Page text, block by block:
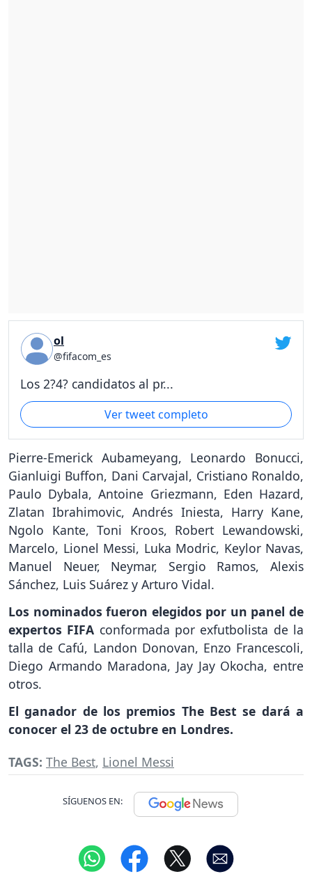
ol
@fifacom_es
Los 2?4? candidatos al pr...
Ver tweet completo
Pierre-Emerick Aubameyang, Leonardo Bonucci,
Gianluigi Buffon, Dani Carvajal, Cristiano Ronaldo,
Paulo Dybala, Antoine Griezmann, Eden Hazard,
Zlatan Ibrahimovic, Andrés Iniesta, Harry Kane,
Ngolo Kante, Toni Kroos, Robert Lewandowski,
Marcelo, Lionel Messi, Luka Modric, Keylor Navas,
Manuel Neuer, Neymar, Sergio Ramos, Alexis
Sánchez, Luis Suárez y Arturo Vidal.
Los nominados fueron elegidos por un panel de
expertos FIFA conformada por exfutbolista de la
talla de Cafú, Landon Donovan, Enzo Francescoli,
Diego Armando Maradona, Jay Jay Okocha, entre
otros.
El ganador de los premios The Best se dará a
conocer el 23 de octubre en Londres.
TAGS: The Best, Lionel Messi
SÍGUENOS EN: